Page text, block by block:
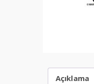
Açıklama